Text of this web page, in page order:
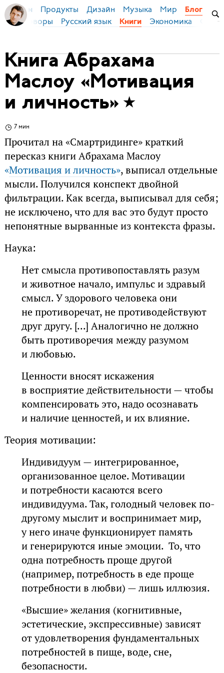
Бирман Продукты Дизайн Музыка Мир Блог
Переговоры Русский язык Книги Экономика
Книга Абрахама
Маслоу «Мотивация
и личность»
7 мин
Прочитал на «Смартридинге» краткий
пересказ книги Абрахама Маслоу
«Мотивация и личность», выписал отдельные
мысли. Получился конспект двойной
фильтрации. Как всегда, выписывал для себя;
не исключено, что для вас это будут просто
непонятные вырванные из контекста фразы.
Наука:
Нет смысла противопоставлять разум
и животное начало, импульс и здравый
смысл. У здорового человека они
не противоречат, не противодействуют
друг другу. [...] Аналогично не должно
быть противоречия между разумом
и любовью.
Ценности вносят искажения
в восприятие действительности — чтобы
компенсировать это, надо осознавать
и наличие ценностей, и их влияние.
Теория мотивации:
Индивидуум — интегрированное,
организованное целое. Мотивации
и потребности касаются всего
индивидуума. Так, голодный человек по-
другому мыслит и воспринимает мир,
у него иначе функционирует память
и генерируются иные эмоции. То, что
одна потребность проще другой
(например, потребность в еде проще
потребности в любви) — лишь иллюзия.
«Высшие» желания (когнитивные,
эстетические, экспрессивные) зависят
от удовлетворения фундаментальных
потребностей в пище, воде, сне,
безопасности.